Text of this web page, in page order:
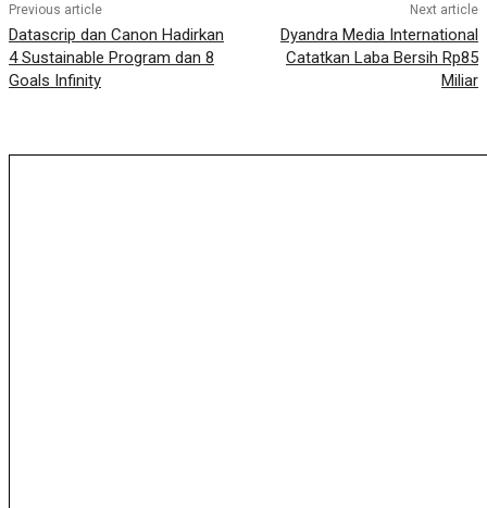
Previous article
Datascrip dan Canon Hadirkan
4 Sustainable Program dan 8
Goals Infinity
Next article
Dyandra Media International
Catatkan Laba Bersih Rp85
Miliar